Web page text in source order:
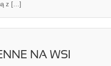
z […]
NA WSI